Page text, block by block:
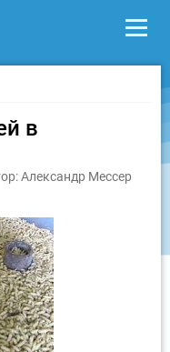
в
Александр Мессер